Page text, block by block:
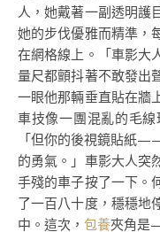
人，她戴著一副透明護
她的步伐優雅而精準，
在網格線上。「車影大
量尺都顫抖著不敢發出
一眼他那輛垂直貼在牆
車技像一團混亂的毛線
「但你的後視鏡貼紙
的勇氣。」車影大人突
手殘的車子按了一下。
了一百八十度，穩穩地
中。這次，包養夾角是